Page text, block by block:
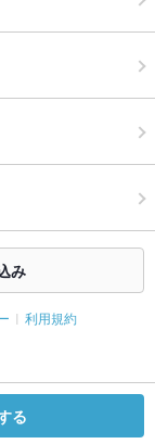
ります
み
利用規約
る